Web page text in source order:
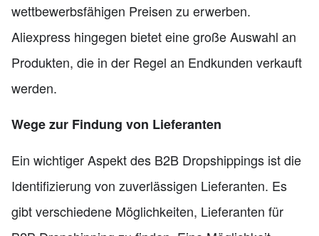
wettbewerbsfähigen Preisen zu erwerben.
Aliexpress hingegen bietet eine große Auswahl an
Produkten, die in der Regel an Endkunden verkauft
werden.
Wege zur Findung von Lieferanten
Ein wichtiger Aspekt des B2B Dropshippings ist die
Identifizierung von zuverlässigen Lieferanten. Es
gibt verschiedene Möglichkeiten, Lieferanten für